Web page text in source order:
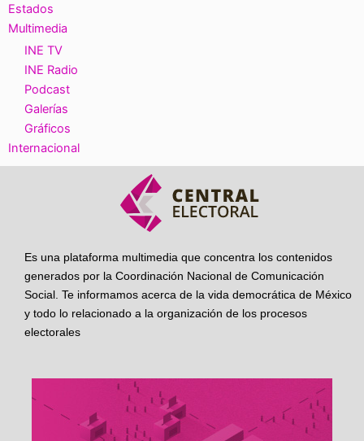
Estados
Multimedia
INE TV
INE Radio
Podcast
Galerías
Gráficos
Internacional
Es una plataforma multimedia que concentra los contenidos
generados por la Coordinación Nacional de Comunicación
Social. Te informamos acerca de la vida democrática de México
y todo lo relacionado a la organización de los procesos
electorales